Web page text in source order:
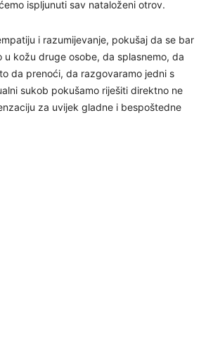
ispljunuti sav nataloženi otrov.
i razumijevanje, pokušaj da se bar
u kožu druge osobe, da splasnemo, da
da prenoći, da razgovaramo jedni s
sukob pokušamo riješiti direktno ne
za uvijek gladne i bespoštedne